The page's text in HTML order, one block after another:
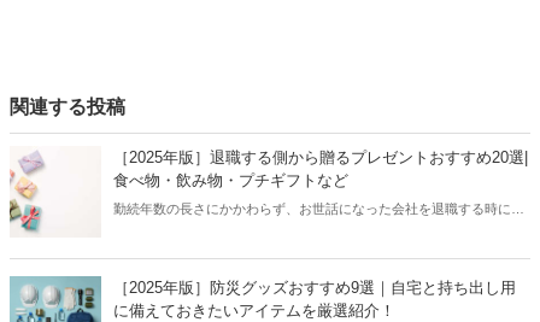
関連する投稿
［2025年版］退職する側から贈るプレゼントおすすめ20選|
食べ物・飲み物・プチギフトなど
勤続年数の長さにかかわらず、お世話になった会社を退職する時に
ギフトアイテムを20選をご紹介していきます。是非、参考にしてくだ
さい！
［2025年版］防災グッズおすすめ9選｜自宅と持ち出し用
に備えておきたいアイテムを厳選紹介！